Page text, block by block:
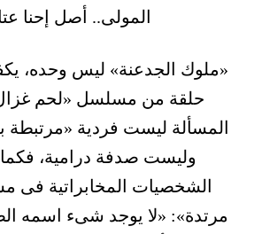
المولى.. أصل إحنا
«ملوك الجدعنة» ليس وحده،
حلقة من مسلسل «لحم
المسألة ليست فردية «مرتبطة
وليست صدفة درامية،
الشخصيات المخابراتية
مرتدة»: «لا يوجد شىء اسمه